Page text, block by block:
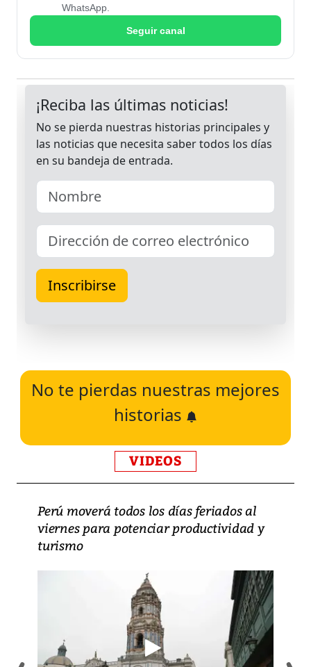
WhatsApp.
Seguir canal
No te pierdas nuestras mejores
historias
VIDEOS
Perú moverá todos los días feriados al
viernes para potenciar productividad y
turismo